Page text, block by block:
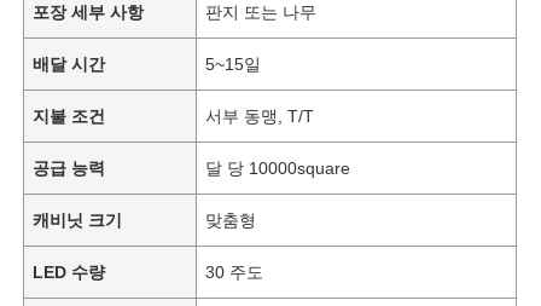
포장 세부 사항 판지 또는 나무
배달 시간 5~15일
지불 조건 서부 동맹, T/T
공급 능력 달 당 10000square
캐비닛 크기 맞춤형
LED 수량 30 주도